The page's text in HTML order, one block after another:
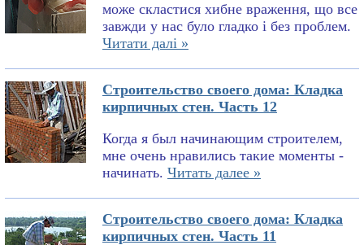
може скластися хибне враження, що все
завжди у нас було гладко і без проблем.
Читати далі »
Строительство своего дома: Кладка
кирпичных стен. Часть 12
Когда я был начинающим строителем,
мне очень нравились такие моменты -
начинать. Читать далее »
Строительство своего дома: Кладка
кирпичных стен. Часть 11